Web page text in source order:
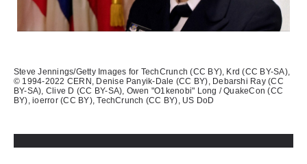
Использованные источники:
Steve Jennings/Getty Images for TechCrunch (CC BY), Krd (CC BY-SA),
© 1994-2022 CERN, Denise Panyik-Dale (CC BY), Debarshi Ray (CC
BY-SA), Clive D (CC BY-SA), Owen "O1kenobi" Long / QuakeCon (CC
BY), ioerror (CC BY), TechCrunch (CC BY), US DoD